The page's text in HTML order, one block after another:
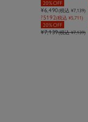
20%OFF
¥6,490(税込 ¥7,139)
?5192(税込 ¥5,711)
20%OFF
¥7,139(税込 ¥7,139)